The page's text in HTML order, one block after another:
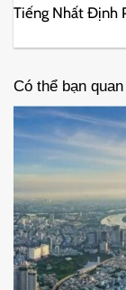
Tiếng Nhất Định
Có thể bạn